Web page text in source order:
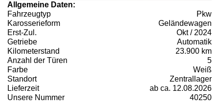
Allgemeine Daten:
Fahrzeugtyp
Pkw
Karosserieform
Geländewagen
Erst-Zul.
Okt / 2024
Getriebe
Automatik
Kilometerstand
23.900 km
Anzahl der Türen
5
Farbe
Weiß
Standort
Zentrallager
Lieferzeit
ab ca. 12.08.2026
Unsere Nummer
40250